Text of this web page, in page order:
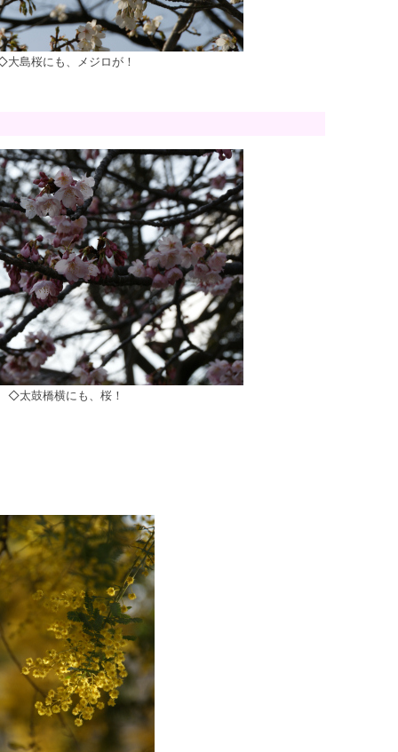
大島桜にも、メジロが！
◇太鼓橋横にも、桜！